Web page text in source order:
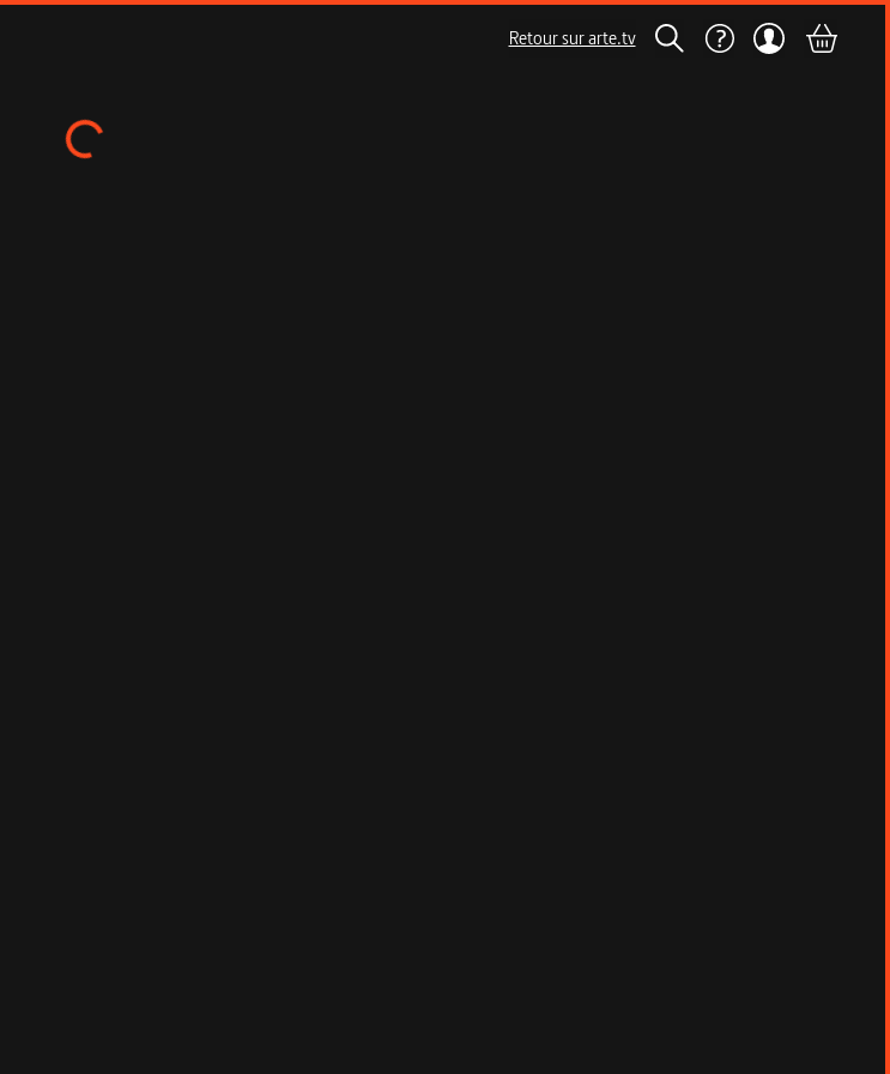
Retour sur arte.tv